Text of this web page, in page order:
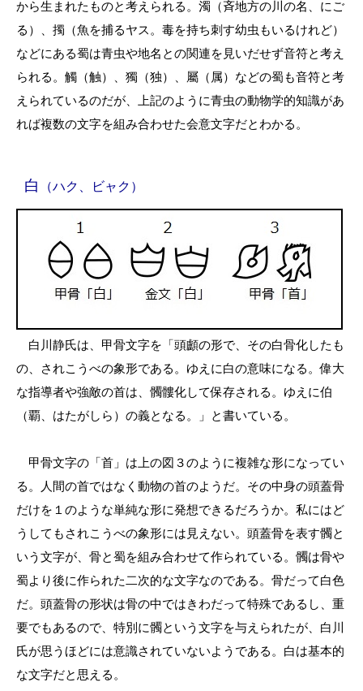
から生まれたものと考えられる。濁（斉地方の川の名、にご
る）、擉（魚を捕るヤス。毒を持ち刺す幼虫もいるけれど）
などにある蜀は青虫や地名との関連を見いだせず音符と考え
られる。觸（触）、獨（独）、屬（属）などの蜀も音符と考
えられているのだが、上記のように青虫の動物学的知識があ
れば複数の文字を組み合わせた会意文字だとわかる。
白 （ハク、ビャク）
白川静氏は、甲骨文字を「頭顱の形で、その白骨化したも
の、されこうべの象形である。ゆえに白の意味になる。偉大
な指導者や強敵の首は、髑髏化して保存される。ゆえに伯
（覇、はたがしら）の義となる。」と書いている。
甲骨文字の「首」は上の図３のように複雑な形になってい
る。人間の首ではなく動物の首のようだ。その中身の頭蓋骨
だけを１のような単純な形に発想できるだろうか。私にはど
うしてもされこうべの象形には見えない。頭蓋骨を表す髑と
いう文字が、骨と蜀を組み合わせて作られている。髑は骨や
蜀より後に作られた二次的な文字なのである。骨だって白色
だ。頭蓋骨の形状は骨の中ではきわだって特殊であるし、重
要でもあるので、特別に髑という文字を与えられたが、白川
氏が思うほどには意識されていないようである。白は基本的
な文字だと思える。